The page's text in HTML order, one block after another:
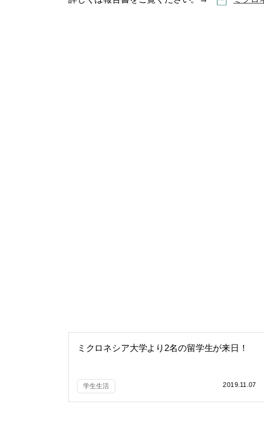
ミクロネシア大学より2名の留学生が来日！
学生生活 2019.11.07